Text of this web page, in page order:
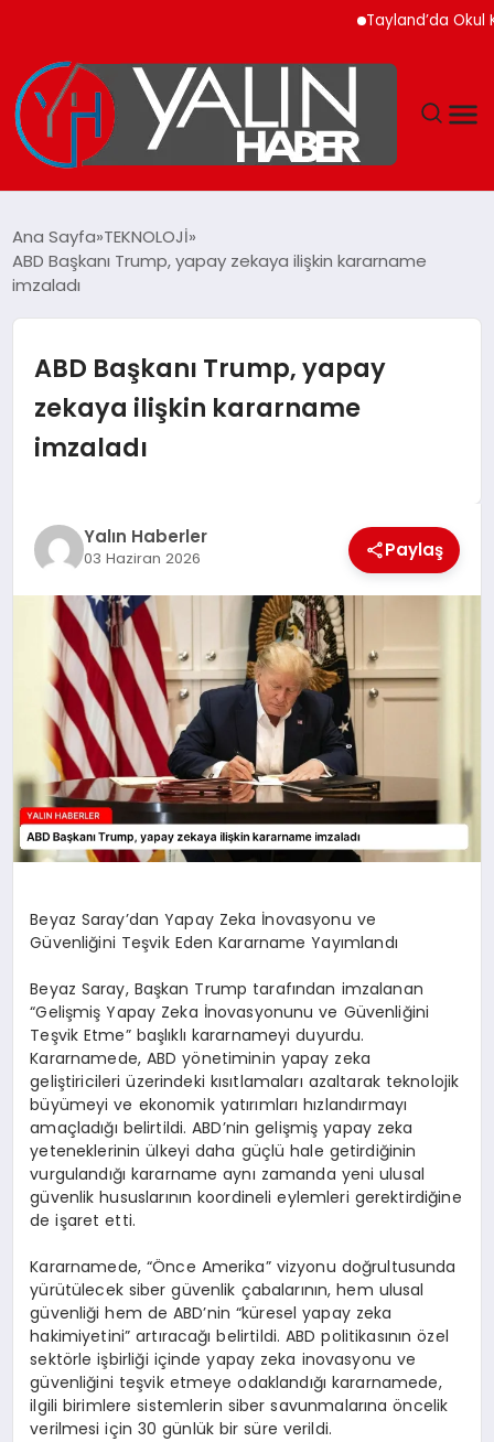
Tayland’da Okul
SPOR
YAŞAM
TEKNOLOJİ
MAGAZİN
SAĞLIK
Ana Sayfa TEKNOLOJİ
ABD Başkanı Trump, yapay zekaya ilişkin kararname
imzaladı
ABD Başkanı Trump, yapay
zekaya ilişkin kararname
imzaladı
Yalın Haberler
03 Haziran 2026 Paylaş
Beyaz Saray’dan Yapay Zeka İnovasyonu ve
Güvenliğini Teşvik Eden Kararname Yayımlandı
Beyaz Saray, Başkan Trump tarafından imzalanan
“Gelişmiş Yapay Zeka İnovasyonunu ve Güvenliğini
Teşvik Etme” başlıklı kararnameyi duyurdu.
Kararnamede, ABD yönetiminin yapay zeka
geliştiricileri üzerindeki kısıtlamaları azaltarak teknolojik
büyümeyi ve ekonomik yatırımları hızlandırmayı
amaçladığı belirtildi. ABD’nin gelişmiş yapay zeka
yeteneklerinin ülkeyi daha güçlü hale getirdiğinin
vurgulandığı kararname aynı zamanda yeni ulusal
güvenlik hususlarının koordineli eylemleri gerektirdiğine
de işaret etti.
Kararnamede, “Önce Amerika” vizyonu doğrultusunda
yürütülecek siber güvenlik çabalarının, hem ulusal
güvenliği hem de ABD’nin “küresel yapay zeka
hakimiyetini” artıracağı belirtildi. ABD politikasının özel
sektörle işbirliği içinde yapay zeka inovasyonu ve
güvenliğini teşvik etmeye odaklandığı kararnamede,
ilgili birimlere sistemlerin siber savunmalarına öncelik
verilmesi için 30 günlük bir süre verildi.